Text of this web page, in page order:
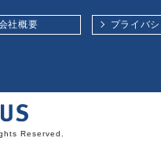
社概要 プライバ
Reserved.